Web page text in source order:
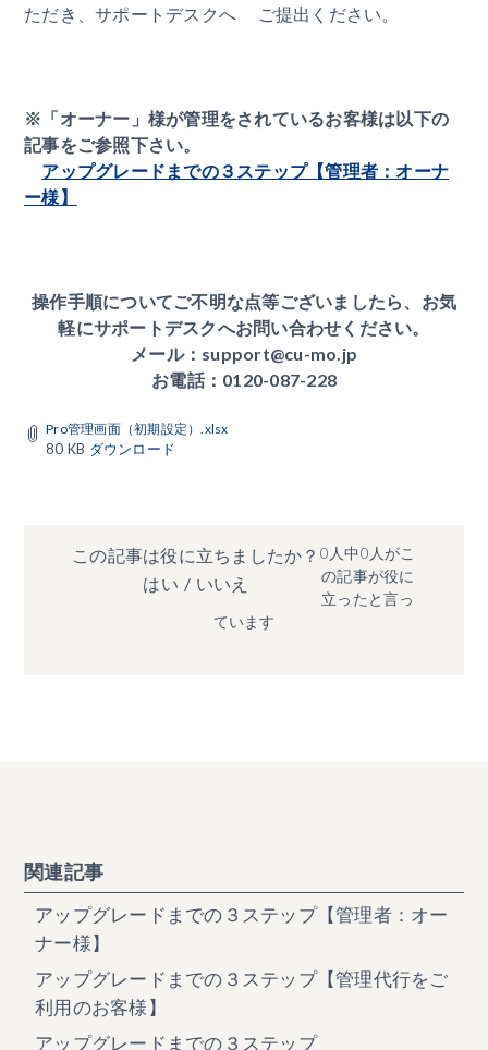
ただき、サポートデスクへ ご提出ください。
※「オーナー」様が管理をされているお客様は以下の
記事をご参照下さい。
アップグレードまでの３ステップ【管理者：オーナ
ー様】
操作手順についてご不明な点等ございましたら、お気
軽にサポートデスクへお問い合わせください。
メール：support@cu-mo.jp
お電話：0120-087-228
Pro管理画面（初期設定）.xlsx
80 KB ダウンロード
この記事は役に立ちましたか？
はい / いいえ
0人中0人がこ
の記事が役に
立ったと言っ
ています
関連記事
アップグレードまでの３ステップ【管理者：オー
ナー様】
アップグレードまでの３ステップ【管理代行をご
利用のお客様】
アップグレードまでの３ステップ